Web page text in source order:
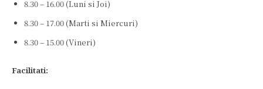
8.30 – 16.00 (Luni si Joi)
8.30 – 17.00 (Marti si Miercuri)
8.30 – 15.00 (Vineri)
Facilitati: